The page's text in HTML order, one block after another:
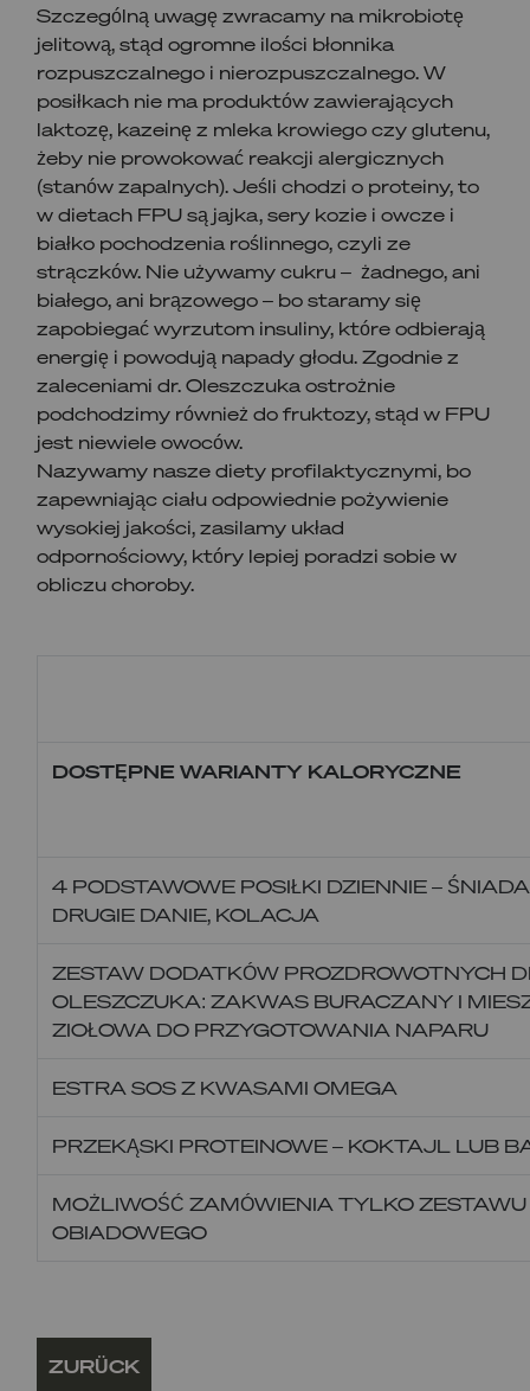
Szczególną uwagę zwracamy na mikrobiotę
jelitową, stąd ogromne ilości błonnika
rozpuszczalnego i nierozpuszczalnego. W
posiłkach nie ma produktów zawierających
laktozę, kazeinę z mleka krowiego czy glutenu,
żeby nie prowokować reakcji alergicznych
(stanów zapalnych). Jeśli chodzi o proteiny, to
w dietach FPU są jajka, sery kozie i owcze i
białko pochodzenia roślinnego, czyli ze
strączków. Nie używamy cukru – żadnego, ani
białego, ani brązowego – bo staramy się
zapobiegać wyrzutom insuliny, które odbierają
energię i powodują napady głodu. Zgodnie z
zaleceniami dr. Oleszczuka ostrożnie
podchodzimy również do fruktozy, stąd w FPU
jest niewiele owoców.
Nazywamy nasze diety profilaktycznymi, bo
zapewniając ciału odpowiednie pożywienie
wysokiej jakości, zasilamy układ
odpornościowy, który lepiej poradzi sobie w
obliczu choroby.
DOSTĘPNE WARIANTY KALORYCZNE
4 PODSTAWOWE POSIŁKI DZIENNIE –
DRUGIE DANIE, KOLACJA
ZESTAW DODATKÓW PROZDROWOTNYCH
OLESZCZUKA: ZAKWAS BURACZANY I
ZIOŁOWA DO PRZYGOTOWANIA NAPARU
ESTRA SOS Z KWASAMI OMEGA
PRZEKĄSKI PROTEINOWE – KOKTAJL LUB
MOŻLIWOŚĆ ZAMÓWIENIA TYLKO ZESTAWU
OBIADOWEGO
ZURÜCK